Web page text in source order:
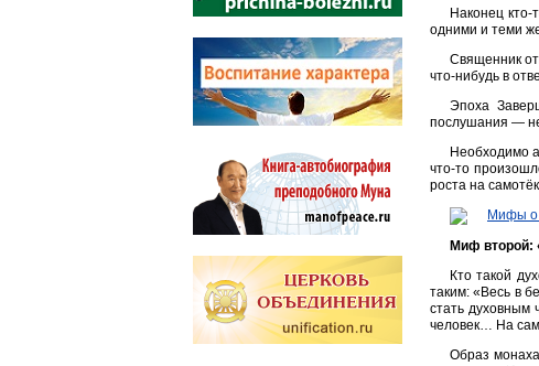
Наконец
одними и теми
Священник
что-нибудь в
Эпоха
послушания —
Необходимо
что-то
роста на
Миф второй:
Кто такой
таким: «Весь в
стать духовным
человек… На
Образ